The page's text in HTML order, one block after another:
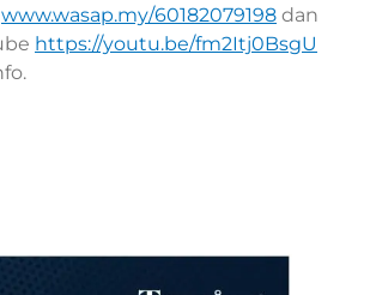
www.wasap.my/60182079198 dan
https://youtu.be/fm2Itj0BsgU